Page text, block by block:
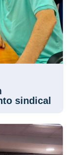
sindical